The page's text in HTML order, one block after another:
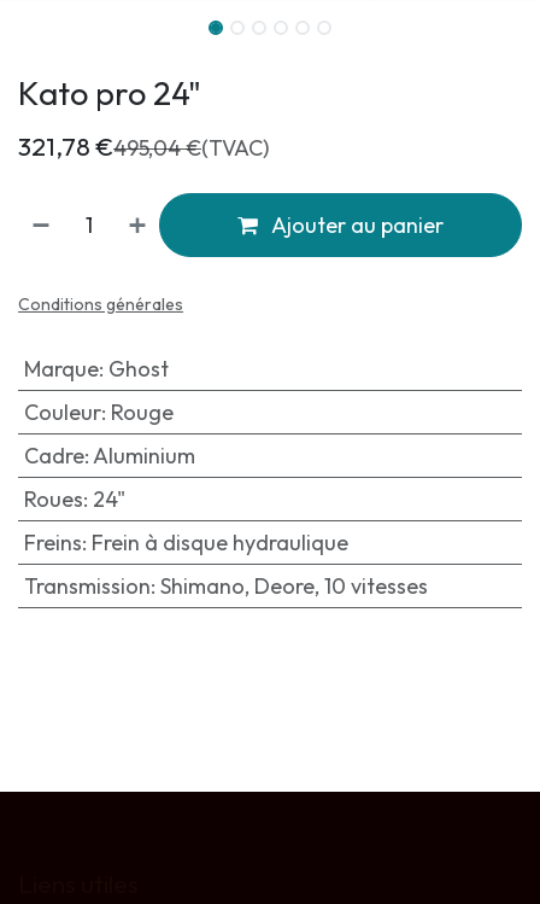
Kato pro 24"
321,78€495,04€(TVAC)
Ajouter au panier
Conditions générales
Marque: Ghost
Couleur: Rouge
Cadre:Aluminium
Roues: 24"
Freins: Frein à disque hydraulique
Transmission: Shimano, Deore, 10 vitesses